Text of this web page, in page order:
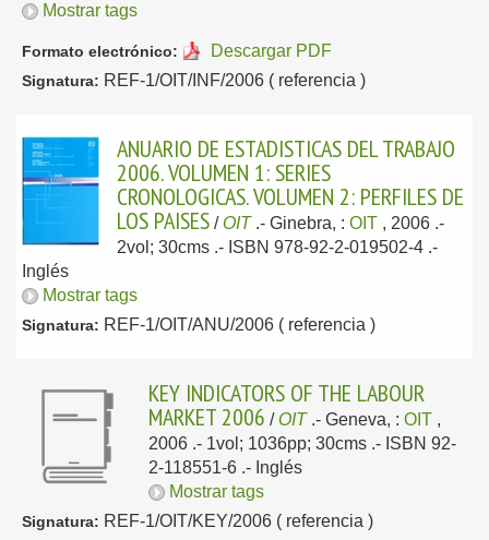
Mostrar tags
Formato electrónico: Descargar PDF
Signatura: REF-1/OIT/INF/2006 ( referencia )
ANUARIO DE ESTADISTICAS DEL TRABAJO
2006. VOLUMEN 1: SERIES
CRONOLOGICAS. VOLUMEN 2: PERFILES DE
LOS PAISES / OIT .- Ginebra, : OIT , 2006 .-
2vol; 30cms .- ISBN 978-92-2-019502-4 .-
Inglés
Mostrar tags
Signatura: REF-1/OIT/ANU/2006 ( referencia )
KEY INDICATORS OF THE LABOUR
MARKET 2006 / OIT .- Geneva, : OIT ,
2006 .- 1vol; 1036pp; 30cms .- ISBN 92-
2-118551-6 .- Inglés
Mostrar tags
Signatura: REF-1/OIT/KEY/2006 ( referencia )